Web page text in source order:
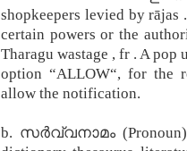
shopkeepers levied by
certain powers or the
Tharagu wastage , fr . A
option “ALLOW“, for the
allow the notification.
b. സര്‍വ്വനാമം (Pronoun)